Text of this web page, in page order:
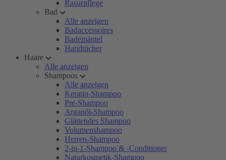
Rasurpflege
Bad
Alle anzeigen
Badaccessoires
Bademäntel
Handtücher
Haare
Alle anzeigen
Shampoos
Alle anzeigen
Keratin-Shampoo
Pre-Shampoo
Arganöl-Shampoo
Glättendes Shampoo
Volumenshampoo
Herren-Shampoo
2-in-1-Shampoo & -Conditioner
Naturkosmetik-Shampoo